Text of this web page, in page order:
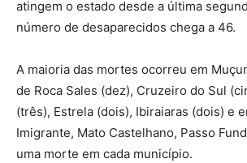
atingem o estado desde a última
número de desaparecidos chega a 46.
A maioria das mortes ocorreu em
de Roca Sales (dez), Cruzeiro do Sul
(três), Estrela (dois), Ibiraiaras (dois) e
Imigrante, Mato Castelhano, Passo
uma morte em cada município.